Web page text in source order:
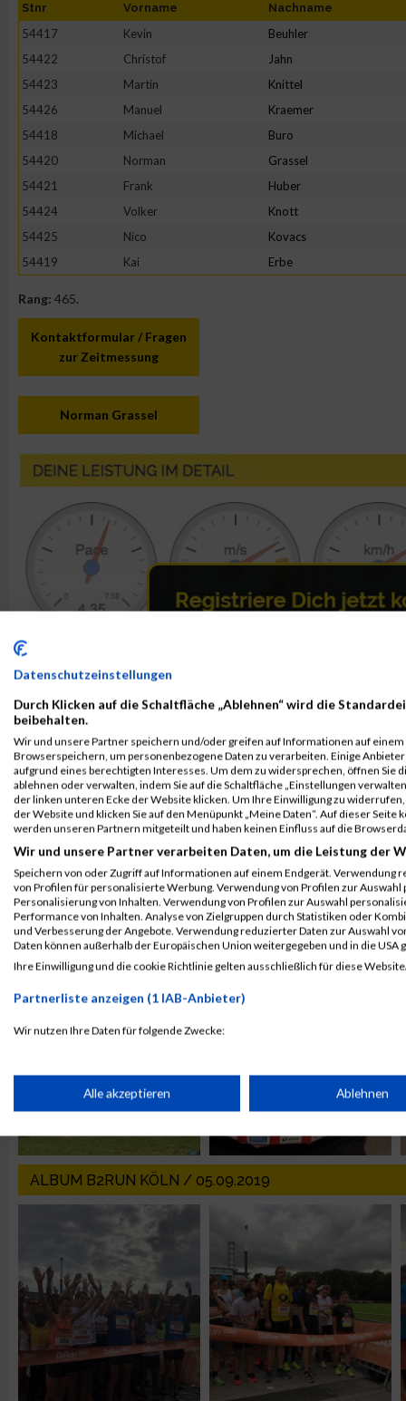
Stnr Vorname Nachname
54417 Kevin Beuhler
54422
Christof Jahn
54423
Martin Knittel
54426
Manuel Kraemer
54418
Michael Buro
54420
Norman Grassel
54421
Frank Huber
54424
Volker Knott
54425
Nico Kovacs
54419
Kai Erbe
Rang: 465.
Kontaktformular / Fragen
zur Zeitmessung
Norman Grassel
ALBUM B2RUN MÜNCHEN / 15.07.2026
ALBUM B2RUN KÖLN / 05.09.2019
Datenschutzeinstellungen
Durch Klicken auf die Schaltfläche „Ablehnen“ wird die
beibehalten.
Wir und unsere Partner speichern und/oder greifen auf Informationen auf einem
Browserspeichern, um personenbezogene Daten zu verarbeiten. Einige
aufgrund eines berechtigten Interesses. Um dem zu widersprechen, öffnen Sie
ablehnen oder verwalten, indem Sie auf die Schaltfläche „Einstellungen
der linken unteren Ecke der Website klicken. Um Ihre Einwilligung zu
der Website und klicken Sie auf den Menüpunkt „Meine Daten“. Auf dieser
werden unseren Partnern mitgeteilt und haben keinen Einfluss auf die
Wir und unsere Partner verarbeiten Daten, um die Leistung der
Speichern von oder Zugriff auf Informationen auf einem Endgerät. Verwendung
von Profilen für personalisierte Werbung. Verwendung von Profilen zur
Personalisierung von Inhalten. Verwendung von Profilen zur Auswahl
Performance von Inhalten. Analyse von Zielgruppen durch Statistiken oder
und Verbesserung der Angebote. Verwendung reduzierter Daten zur Auswahl
Daten können außerhalb der Europäischen Union weitergegeben und in die USA
Ihre Einwilligung und die cookie Richtlinie gelten ausschließlich für diese
Partnerliste anzeigen (1 IAB-Anbieter)
Wir nutzen Ihre Daten für folgende Zwecke:
Speichern von oder Zugriff auf Informationen auf einem
Verwendung reduzierter Daten zur Auswahl von Werbeanzeigen
Erstellung von Profilen für personalisierte Werbung
Verwendung von Profilen zur Auswahl personalisierter
Erstellung von Profilen zur Personalisierung von Inhalten
Verwendung von Profilen zur Auswahl personalisierter Inhalte
Alle akzeptieren Ablehnen